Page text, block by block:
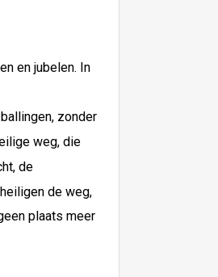
en jubelen. In
zonder
weg, die
de
de weg,
plaats meer